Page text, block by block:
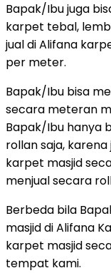
Bapak/Ibu juga
karpet tebal,
jual di Alifana
per meter.
Bapak/Ibu bisa
secara meteran
Bapak/Ibu hanya
rollan saja,
karpet masjid
menjual secara
Berbeda bila
masjid di Alifana
karpet masjid
tempat kami.